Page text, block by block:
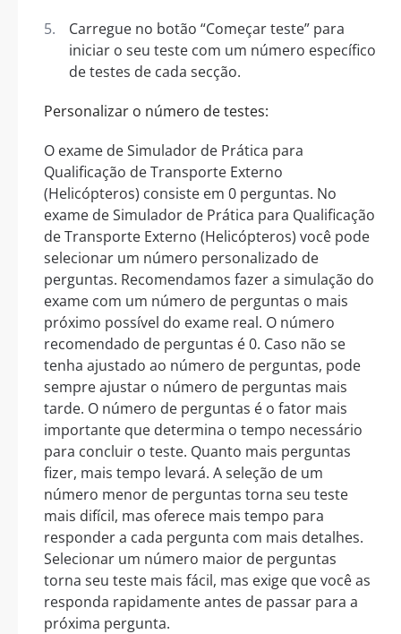
Carregue no botão “Começar teste” para
iniciar o seu teste com um número específico
de testes de cada secção.
Personalizar o número de testes:
O exame de Simulador de Prática para
Qualificação de Transporte Externo
(Helicópteros) consiste em 0 perguntas. No
exame de Simulador de Prática para Qualificação
de Transporte Externo (Helicópteros) você pode
selecionar um número personalizado de
perguntas. Recomendamos fazer a simulação do
exame com um número de perguntas o mais
próximo possível do exame real. O número
recomendado de perguntas é 0. Caso não se
tenha ajustado ao número de perguntas, pode
sempre ajustar o número de perguntas mais
tarde. O número de perguntas é o fator mais
importante que determina o tempo necessário
para concluir o teste. Quanto mais perguntas
fizer, mais tempo levará. A seleção de um
número menor de perguntas torna seu teste
mais difícil, mas oferece mais tempo para
responder a cada pergunta com mais detalhes.
Selecionar um número maior de perguntas
torna seu teste mais fácil, mas exige que você as
responda rapidamente antes de passar para a
próxima pergunta.